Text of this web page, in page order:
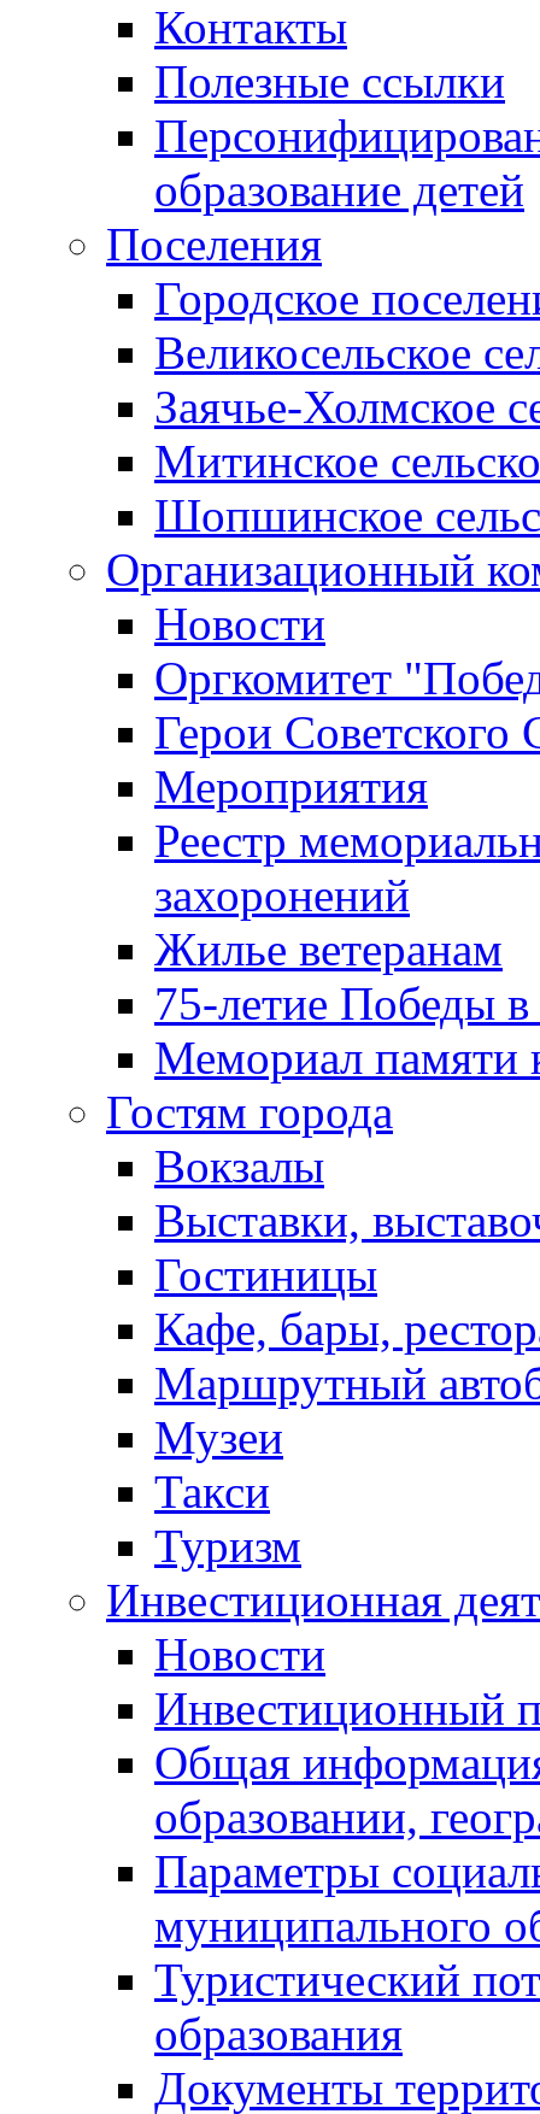
Контакты
Полезные ссылки
образование детей
Поселения
Городское
Великосельское
Заячье-Холмское
Митинское
Шопшинское
Организационный
Новости
Оргкомитет
Герои Советского
Мероприятия
Реестр
захоронений
Жилье ветеранам
75-летие Победы
Мемориал памяти
Гостям города
Вокзалы
Выставки,
Гостиницы
Кафе, бары,
Маршрутный
Музеи
Такси
Туризм
Инвестиционная
Новости
Инвестиционный
Общая
образовании,
Параметры
муниципального
Туристический
образования
Документы